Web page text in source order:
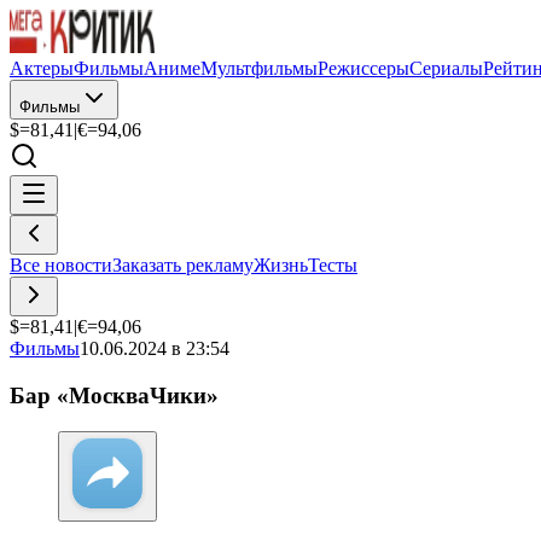
АктерыФильмыАнимеМультфильмыРежиссерыСериалы
Фильмы
$=81,41 |€=94,06
Все новостиЗаказать рекламуЖизньТесты
$=81,41 |€=94,06
Фильмы10.06.2024 в 23:54
Бар «МоскваЧики»